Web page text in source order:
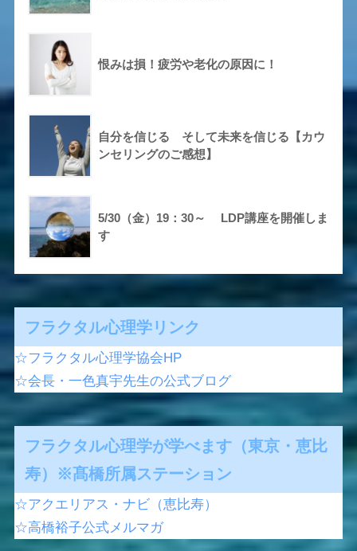
恨みは損！疲労や老化の原因に！
自分を信じる そして未来を信じる【カウ
ンセリングのご感想】
5/30（金）19：30～ LDP講座を開催しま
す
フラクタル心理学リンク
☆フラクタル心理学協会HP
☆会長・一色真宇先生の公式ブログ
フラクタル心理学が学べます（東京・恵比
寿）※髙橋所属ステーション
☆アクエリアス・ナビ（恵比寿）
☆高橋裕子公式メルマガ